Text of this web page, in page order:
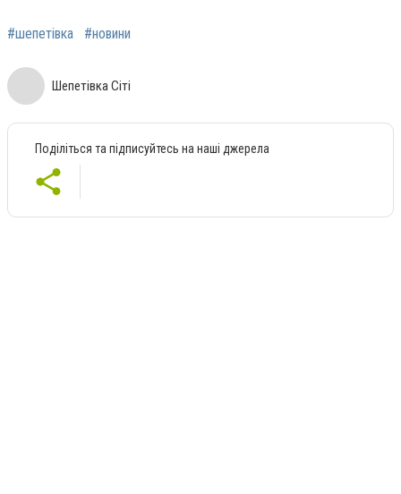
#шепетівка #новини
Шепетівка Сіті
Поділіться та підписуйтесь на наші джерела